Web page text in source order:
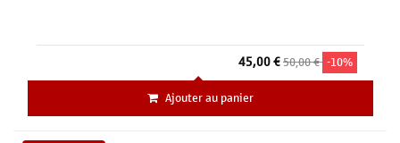
45,00 €50,00 € -10%
Ajouter au panier